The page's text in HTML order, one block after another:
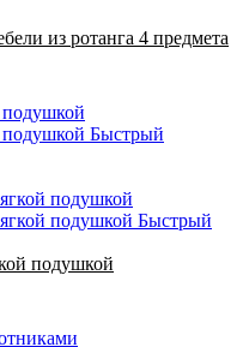
из ротанга 4 предмета
Быстрый
Быстрый
подушкой